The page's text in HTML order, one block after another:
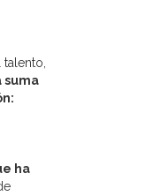
suma
ha